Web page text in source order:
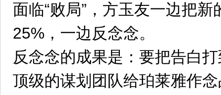
面临“败局”，方玉友一边把
25%，一边反念念。
反念念的成果是：要把告白
顶级的谋划团队给珀莱雅作